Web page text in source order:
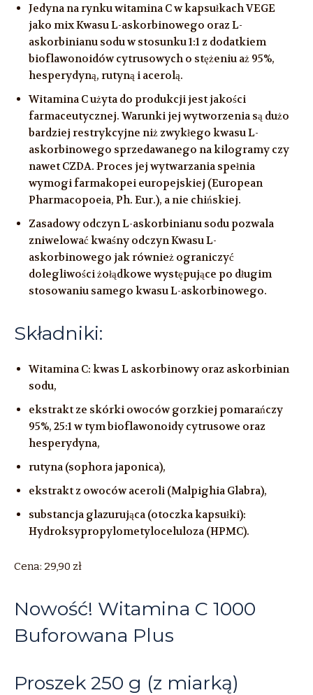
Jedyna na rynku witamina C w kapsułkach VEGE
jako mix Kwasu L-askorbinowego oraz L-
askorbinianu sodu w stosunku 1:1 z dodatkiem
bioflawonoidów cytrusowych o stężeniu aż 95%,
hesperydyną, rutyną i acerolą.
Witamina C użyta do produkcji jest jakości
farmaceutycznej. Warunki jej wytworzenia są dużo
bardziej restrykcyjne niż zwykłego kwasu L-
askorbinowego sprzedawanego na kilogramy czy
nawet CZDA. Proces jej wytwarzania spełnia
wymogi farmakopei europejskiej (European
Pharmacopoeia, Ph. Eur.), a nie chińskiej.
Zasadowy odczyn L-askorbinianu sodu pozwala
zniwelować kwaśny odczyn Kwasu L-
askorbinowego jak również ograniczyć
dolegliwości żołądkowe występujące po długim
stosowaniu samego kwasu L-askorbinowego.
Składniki:
Witamina C: kwas L askorbinowy oraz askorbinian
sodu,
ekstrakt ze skórki owoców gorzkiej pomarańczy
95%, 25:1 w tym bioflawonoidy cytrusowe oraz
hesperydyna,
rutyna (sophora japonica),
ekstrakt z owoców aceroli (Malpighia Glabra),
substancja glazurująca (otoczka kapsułki):
Hydroksypropylometyloceluloza (HPMC).
Cena: 29,90 zł
Nowość! Witamina C 1000
Buforowana Plus
Proszek 250 g (z miarką)